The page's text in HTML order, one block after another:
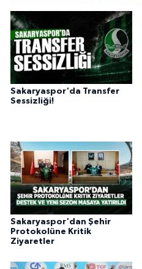
Sakaryaspor'da Transfer
Sessizliği!
Sakaryaspor'dan Şehir
Protokolüne Kritik
Ziyaretler